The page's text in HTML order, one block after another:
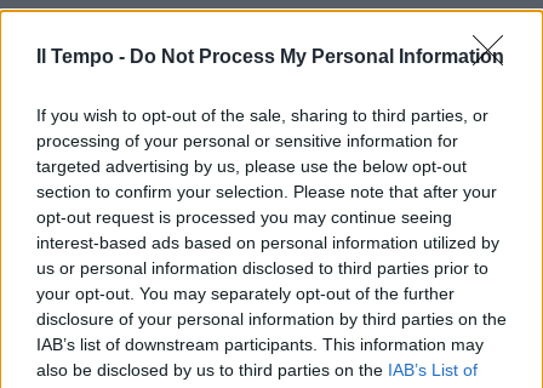
Il Tempo - Do Not Process My Personal Information
If you wish to opt-out of the sale, sharing to third parties, or
processing of your personal or sensitive information for
targeted advertising by us, please use the below opt-out
section to confirm your selection. Please note that after your
opt-out request is processed you may continue seeing
interest-based ads based on personal information utilized by
us or personal information disclosed to third parties prior to
your opt-out. You may separately opt-out of the further
disclosure of your personal information by third parties on the
IAB’s list of downstream participants. This information may
also be disclosed by us to third parties on the IAB’s List of